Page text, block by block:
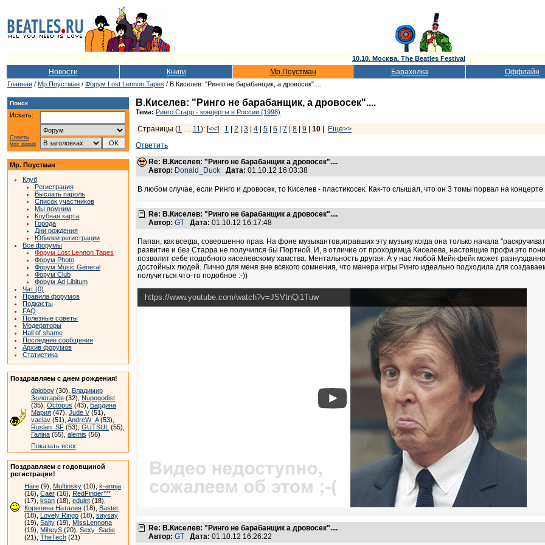
10.10. Москва. The Beatles Festival
Новости Книги Мр.Поустман Барахолка Оффлайн
Главная / Мр.Поустман / Форум Lost Lennon Tapes / В.Киселев: "Ринго не барабанщик, а дровосек"....
Поиск
Искать:
Советы
Vox populi
Мр. Поустман
Клуб
Регистрация
Выслать пароль
Список участников
Мы помним
Клубная карта
Города
Дни рождения
Юбилеи регистрации
Все форумы
Форум Lost Lennon Tapes
Форум Photo
Форум Music General
Форум Club
Форум Ad Libitum
Чат (0)
Правила форумов
Подкасты
FAQ
Полезные советы
Модераторы
Hall of shame
Последние сообщения
Архив форумов
Статистика
Поздравляем с днем рождения!
dalobov (30), Владимир
Золотарёв (32), Nupogodist
(35), Octopus (43), Бардина
Мария (47), Jude V(51),
vaclav (51), AndreW_A(53),
Ruslan_SF (53), GUTSUL (55),
Галіна (55), alemis (56)
Показать всех
Поздравляем с годовщиной
регистрации!
Hare (9), Muftinsky (10), k-annja
(16), Caer (16), RedFinger***
(17), ksan (18), edulet (18),
Корепина Наталия (18), Baster
(18), Lovely Ringo (18), saysay
(19), Salty (19), MissLennona
(19), MiheyS (20), Sexy_Sadie
(21), TheTech (21)
В.Киселев: "Ринго не барабанщик, а дровосек"....
Тема: Ринго Старр - концерты в России (1998)
Страницы (1 … 11): [<<] 1 2 3 4 5 6 7 8 9 10
Еще>>
Ответить
Re: В.Киселев: "Ринго не барабанщик а дровосек"....
Автор: Donald_Duck Дата: 01.10.12 16:03:38
В любом случае, если Ринго и дровосек, то Киселев - пластикосек. Как-то слышал, что он 3 томы порвал на
Re: В.Киселев: "Ринго не барабанщик а дровосек"....
Автор: GT Дата: 01.10.12 16:17:48
Папан, как всегда, совершенно прав. На фоне музыкантов,игравших эту музыку когда она только начала
развитие и без Старра не получился бы Портной. И, в отличие от проходимца Киселева, настоящие профи это
позволит себе подобного киселевскому хамства. Ментальность другая. А у нас любой Мейк-фейк может
достойных людей. Лично для меня вне всякого сомнения, что манера игры Ринго идеально подходила для
получиться что-то подобное :-))
https://www.youtube.com/watch?v=JSVtnQi1Tuw
Re: В.Киселев: "Ринго не барабанщик а дровосек"....
Автор: GT Дата: 01.10.12 16:26:22